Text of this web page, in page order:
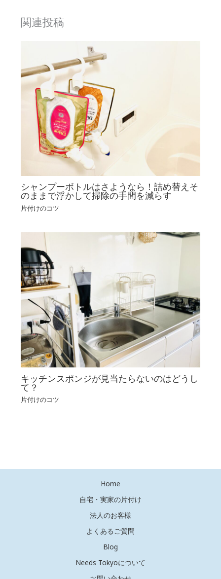
関連投稿
シャンプーボトルはさようなら！詰め替えそ
のままで浮かして掃除の手間を減らす
片付けのコツ
キッチンスポンジが見当たらないのはどうし
て？
片付けのコツ
Home
自宅・実家の片付け
法人のお客様
よくあるご質問
Blog
Needs Tokyoについて